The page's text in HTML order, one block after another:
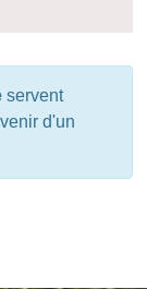
servent
d'un